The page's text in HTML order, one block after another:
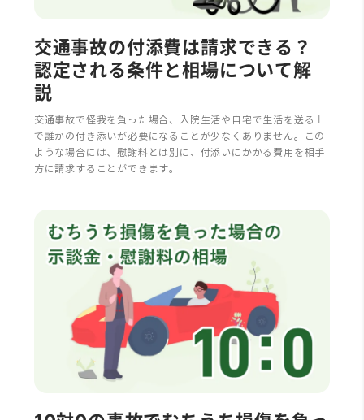
交通事故の付添費は請求できる？
認定される条件と相場について解
説
交通事故で怪我を負った場合、入院生活や自宅で生活を送る上
で誰かの付き添いが必要になることが少なくありません。この
ような場合には、慰謝料とは別に、付添いにかかる費用を相手
方に請求することができます。